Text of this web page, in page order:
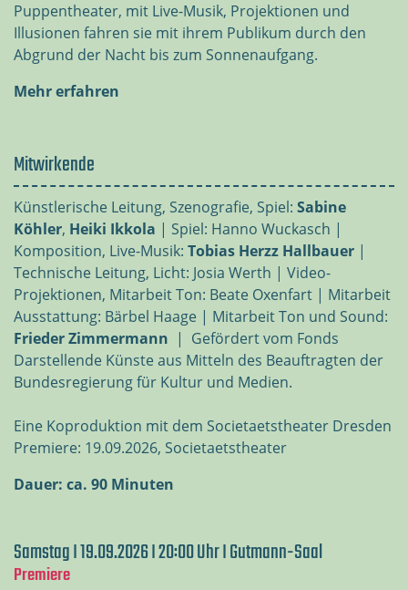
Puppentheater, mit Live-Musik, Projektionen und
Illusionen fahren sie mit ihrem Publikum durch den
Abgrund der Nacht bis zum Sonnenaufgang.
Mehr erfahren
Mitwirkende
Künstlerische Leitung, Szenografie, Spiel: Sabine
Köhler, Heiki Ikkola | Spiel: Hanno Wuckasch |
Komposition, Live-Musik: Tobias Herzz Hallbauer |
Technische Leitung, Licht: Josia Werth | Video-
Projektionen, Mitarbeit Ton: Beate Oxenfart | Mitarbeit
Ausstattung: Bärbel Haage | Mitarbeit Ton und Sound:
Frieder Zimmermann | Gefördert vom Fonds
Darstellende Künste aus Mitteln des Beauftragten der
Bundesregierung für Kultur und Medien.
Eine Koproduktion mit dem Societaetstheater Dresden
Premiere: 19.09.2026, Societaetstheater
Dauer: ca. 90 Minuten
Samstag I 19.09.2026 I 20:00 Uhr I Gutmann-Saal
Premiere